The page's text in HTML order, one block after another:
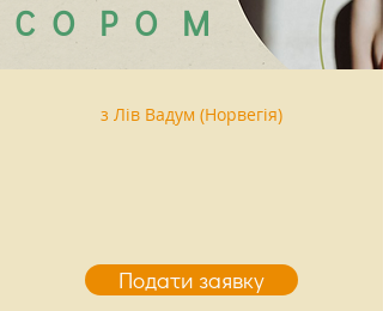
С О Р О М
з Лів Вадум (Норвегія)
Подати заявку